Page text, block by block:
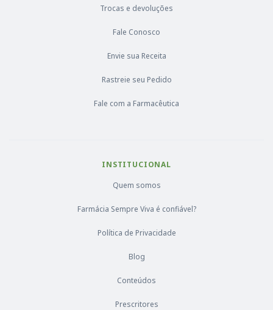
Trocas e devoluções
Fale Conosco
Envie sua Receita
Rastreie seu Pedido
Fale com a Farmacêutica
INSTITUCIONAL
Quem somos
Farmácia Sempre Viva é confiável?
Política de Privacidade
Blog
Conteúdos
Prescritores